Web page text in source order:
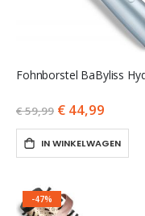
€ 59,99 € 44,99
IN WINKELWAGEN
-47%